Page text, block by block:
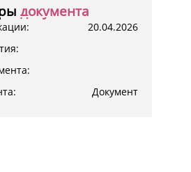
документа
20.04.2026
Документ